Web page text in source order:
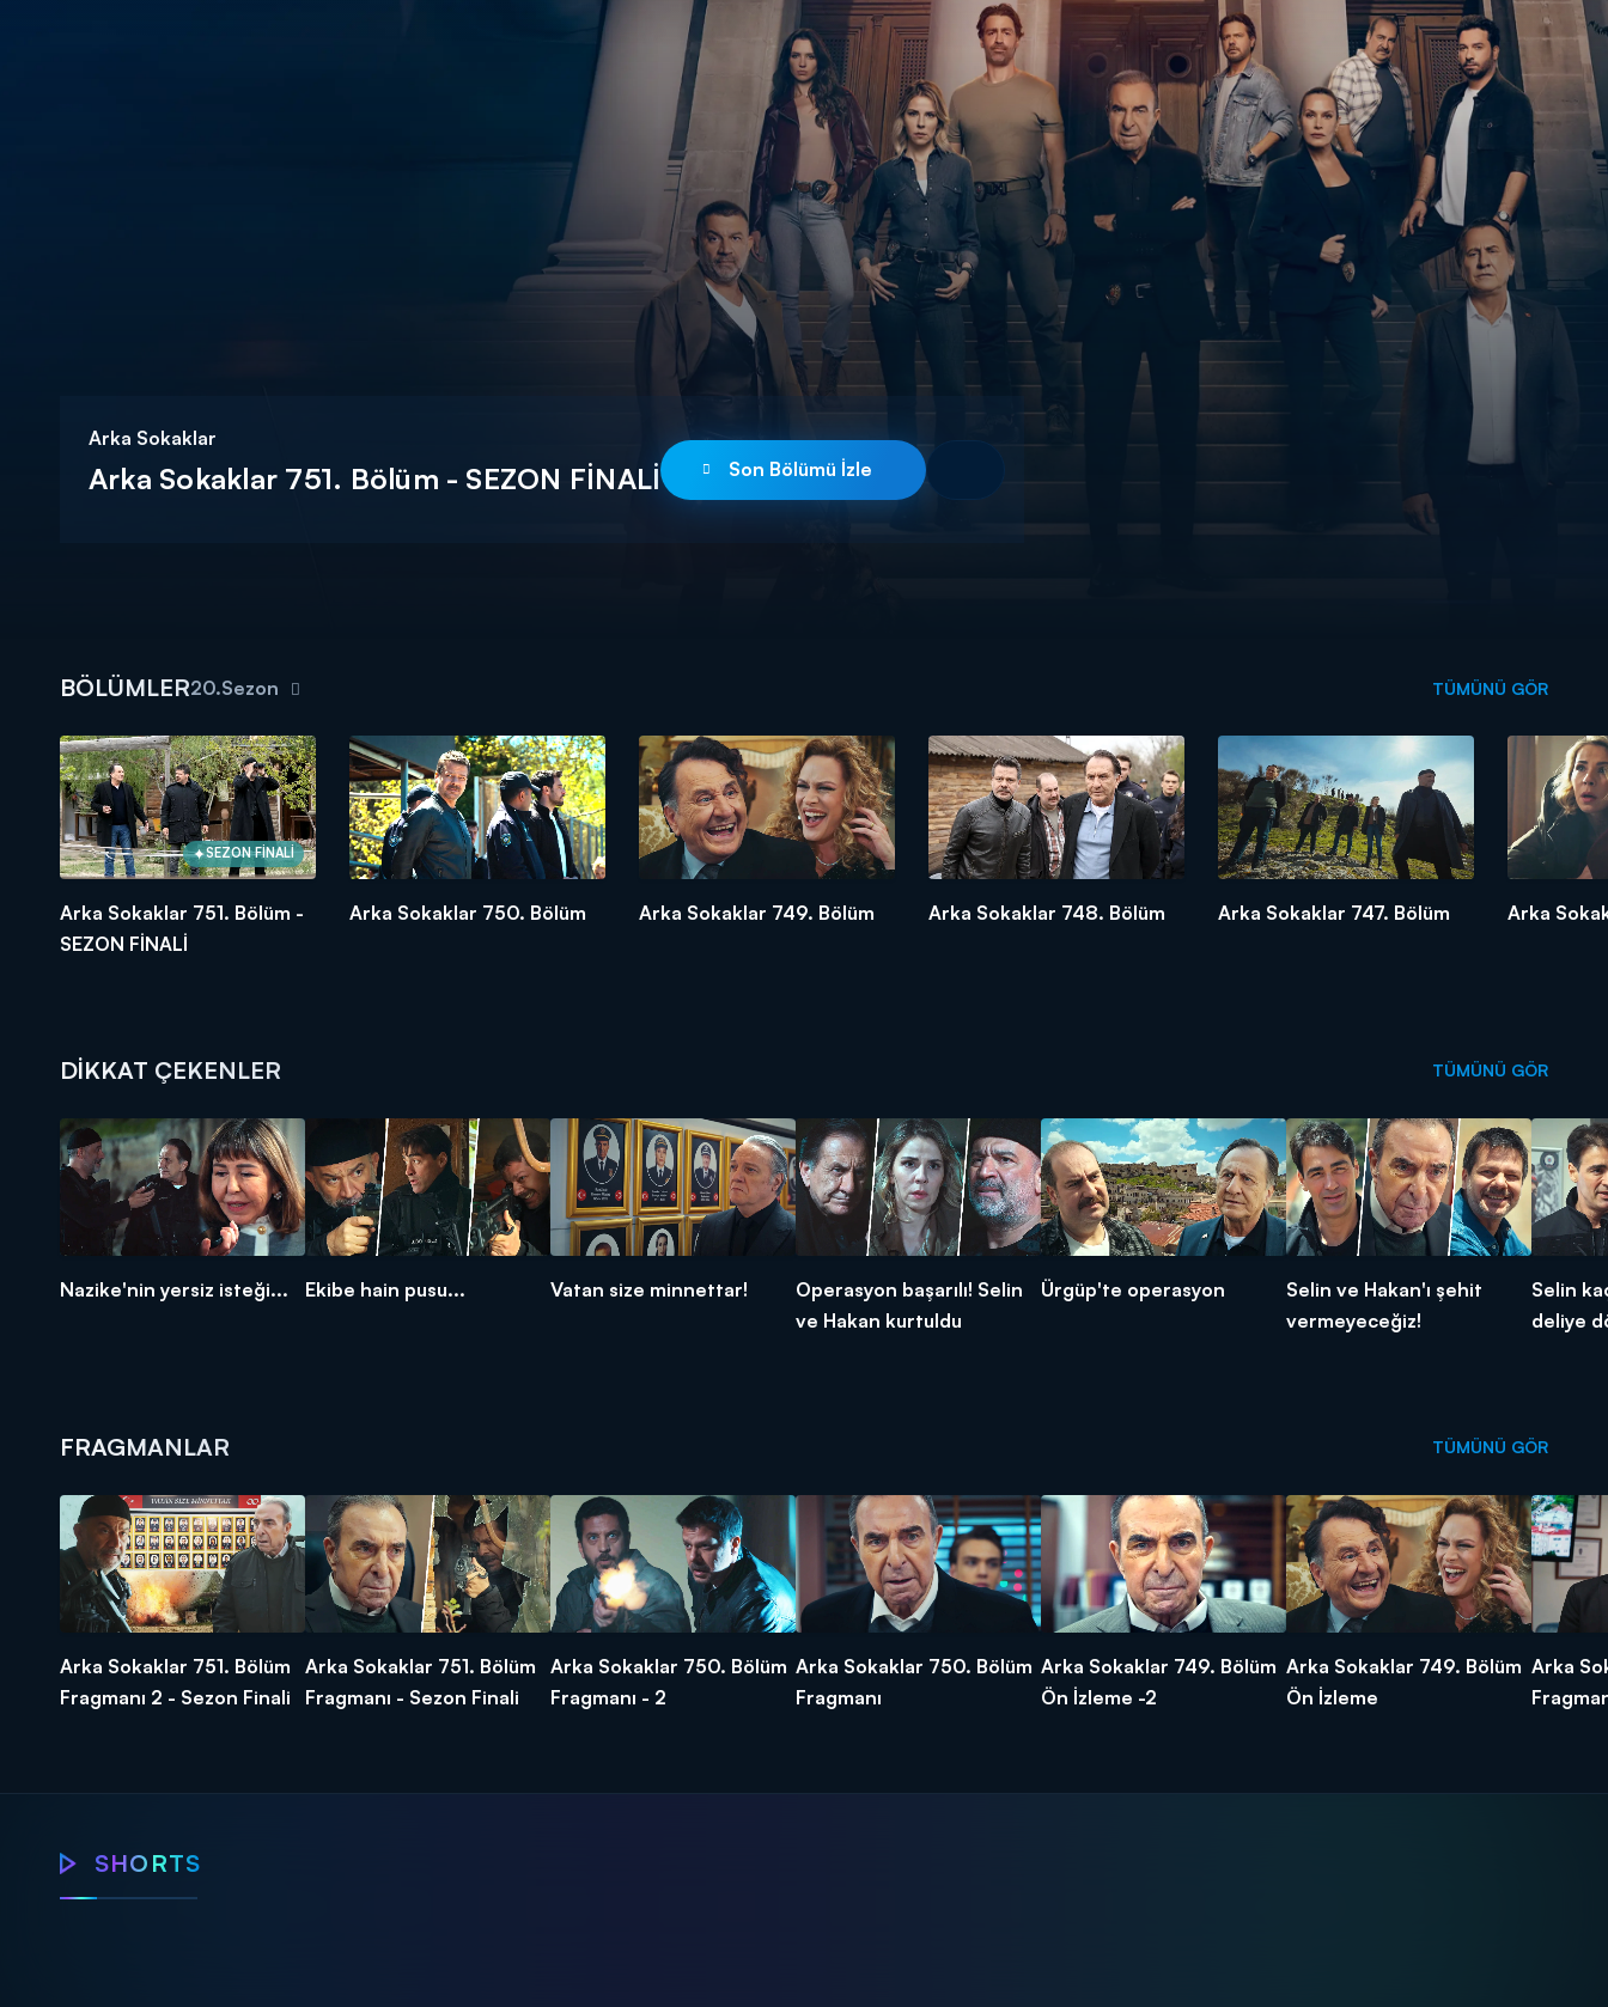
Arka Sokaklar
Arka Sokaklar 751. Bölüm - SEZON FİNALİ Son Bölümü İzle
BÖLÜMLER20.Sezon TÜMÜNÜ GÖR
SEZON FİNALİ
Arka Sokaklar 751. Bölüm -
SEZON FİNALİ
Arka Sokaklar 750. Bölüm Arka Sokaklar 749. Bölüm Arka Sokaklar 748. Bölüm Arka Sokaklar 747. Bölüm Arka
DİKKAT ÇEKENLER TÜMÜNÜ GÖR
Nazike'nin yersiz isteği... Ekibe hain pusu... Vatan size minnettar!
Operasyon başarılı! Selin
ve Hakan kurtuldu
Ürgüp'te operasyon
Selin ve Hakan'ı şehit
vermeyeceğiz!
Selin
deliye
FRAGMANLAR TÜMÜNÜ GÖR
Arka Sokaklar 751. Bölüm
Fragmanı 2 - Sezon Finali
Arka Sokaklar 751. Bölüm
Fragmanı - Sezon Finali
Arka Sokaklar 750. Bölüm
Fragmanı - 2
Arka Sokaklar 750. Bölüm
Fragmanı
Arka Sokaklar 749. Bölüm
Ön İzleme -2
Arka Sokaklar 749. Bölüm
Ön İzleme
Arka
SHORTS